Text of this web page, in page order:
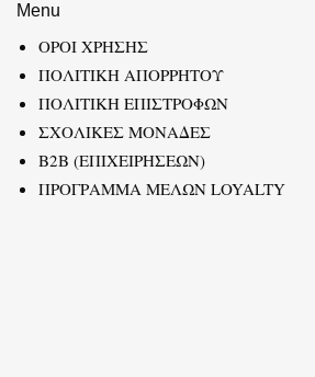
Menu
ΟΡΟΙ ΧΡΗΣΗΣ
ΠΟΛΙΤΙΚΗ ΑΠΟΡΡΗΤΟΥ
ΠΟΛΙΤΙΚΗ ΕΠΙΣΤΡΟΦΩΝ
ΣΧΟΛΙΚΕΣ ΜΟΝΑΔΕΣ
B2B (ΕΠΙΧΕΙΡΗΣΕΩΝ)
ΠΡΟΓΡΑΜΜΑ ΜΕΛΩΝ LOYALTY